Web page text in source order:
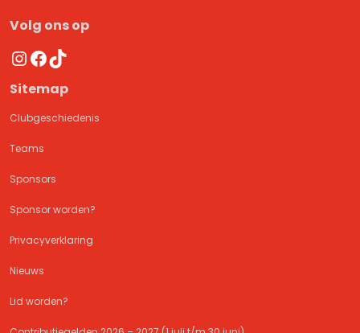
Volg ons op
Instagram
Facebook
TikTok
Sitemap
Clubgeschiedenis
Teams
Sponsors
Sponsor worden?
Privacyverklaring
Nieuws
Lid worden?